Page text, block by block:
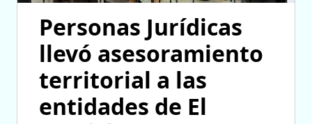
Personas Jurídicas
llevó asesoramiento
territorial a las
entidades de El